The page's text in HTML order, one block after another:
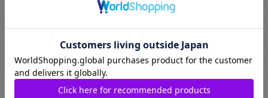
お箸用のギフトボックスをご注文いただいた方は、￥440-(税別)
でさらに風呂敷でのラッピングもご指定いただけます。日本の
伝統的な贈り物のスタイルで、お箸のプレゼントにぴったりな
包装です。